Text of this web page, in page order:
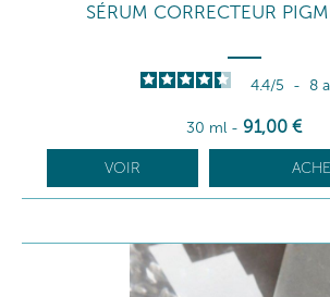
SÉRUM CORRECTEUR
4.4/5 - 8
30 ml - 91,00 €
VOIR